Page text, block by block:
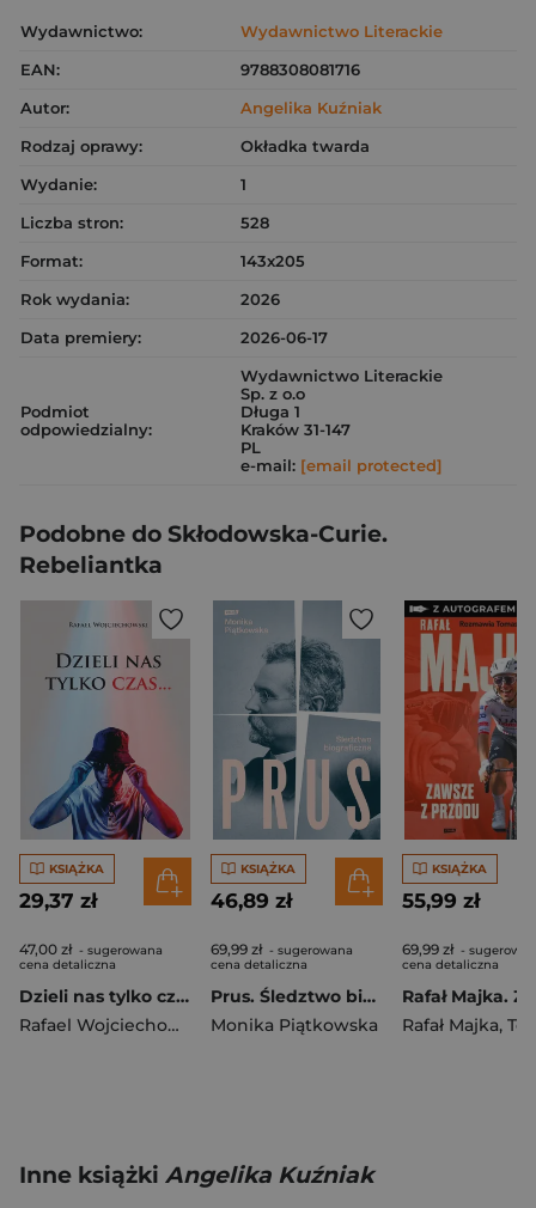
Wydawnictwo:
Wydawnictwo Literackie
EAN:
9788308081716
Autor:
Angelika Kuźniak
Rodzaj oprawy:
Okładka twarda
Wydanie:
1
Liczba stron:
528
Format:
143x205
Rok wydania:
2026
Data premiery:
2026-06-17
Podmiot
odpowiedzialny:
Wydawnictwo Literackie
Sp. z o.o
Długa 1
Kraków 31-147
PL
e-mail: [email protected]
Podobne do Skłodowska-Curie.
Rebeliantka
KSIĄŻKA
29,37 zł
47,00 zł - sugerowana
cena detaliczna
Dzieli nas tylko czas…
Rafael Wojciechowski
KSIĄŻKA
46,89 zł
69,99 zł - sugerowana
cena detaliczna
Prus. Śledztwo biograficzne (2026)
Monika Piątkowska
KSIĄŻKA
55,99 zł
69,99 zł -
cena detaliczna
Rafał Majka,
Inne książki Angelika Kuźniak